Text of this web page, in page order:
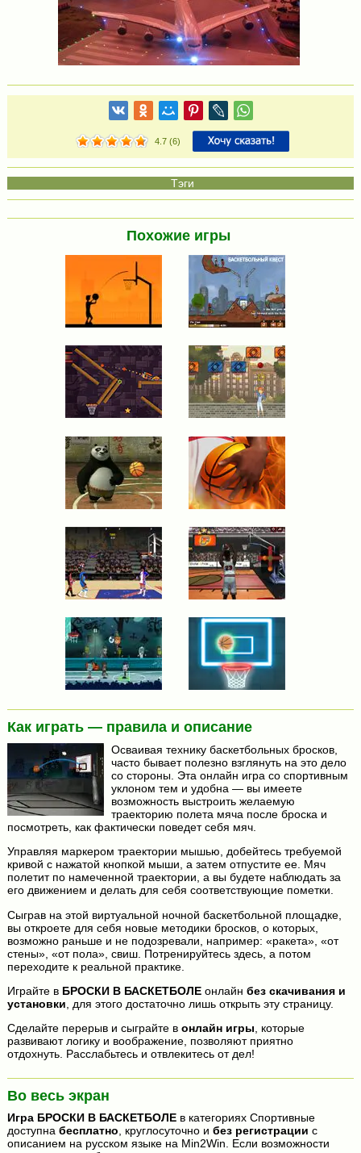
4.7(6)
Похожие игры
Как играть — правила и описание
Осваивая технику баскетбольных бросков,
часто бывает полезно взглянуть на это дело
со стороны. Эта онлайн игра со спортивным
уклоном тем и удобна — вы имеете
возможность выстроить желаемую
траекторию полета мяча после броска и
посмотреть, как фактически поведет себя мяч.
Управляя маркером траектории мышью, добейтесь требуемой
кривой с нажатой кнопкой мыши, а затем отпустите ее. Мяч
полетит по намеченной траектории, а вы будете наблюдать за
его движением и делать для себя соответствующие пометки.
Сыграв на этой виртуальной ночной баскетбольной площадке,
вы откроете для себя новые методики бросков, о которых,
возможно раньше и не подозревали, например: «ракета», «от
стены», «от пола», свиш. Потренируйтесь здесь, а потом
переходите к реальной практике.
Играйте в БРОСКИ В БАСКЕТБОЛЕонлайн без скачивания и
установки , для этого достаточно лишь открыть эту страницу.
Сделайте перерыв и сыграйте в онлайн игры, которые
развивают логику и воображение, позволяют приятно
отдохнуть. Расслабьтесь и отвлекитесь от дел!
Во весь экран
Игра БРОСКИ В БАСКЕТБОЛЕв категориях Спортивные
доступна бесплатно, круглосуточно и без регистрации с
описанием на русском языке на Min2Win. Если возможности